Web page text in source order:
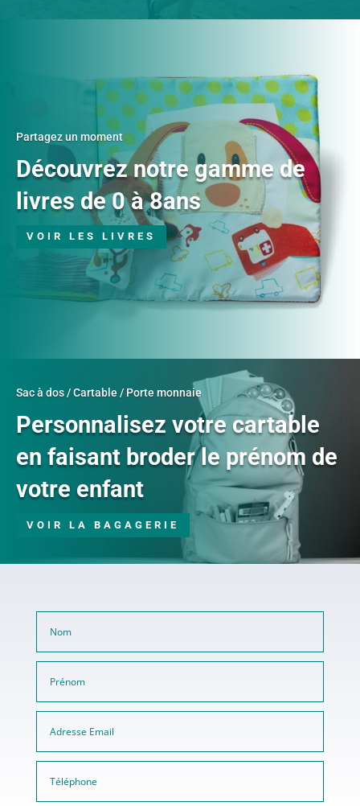
Partagez un moment
Découvrez notre gamme de
livres de 0 à 8ans
VOIR LES LIVRES
Sac à dos / Cartable / Porte monnaie
Personnalisez votre cartable
en faisant broder le prénom de
votre enfant
VOIR LA BAGAGERIE